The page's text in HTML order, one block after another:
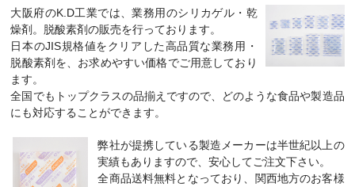
大阪府のK.D工業では、業務用のシリカゲル・乾
燥剤。脱酸素剤の販売を行っております。
日本のJIS規格値をクリアした高品質な業務用・
脱酸素剤を、お求めやすい価格でご用意しており
ます。
全国でもトップクラスの品揃えですので、どのような食品や製造品
にも対応することができます。
弊社が提携している製造メーカーは半世紀以上の
実績もありますので、安心してご注文下さい。
全商品送料無料となっており、関西地方のお客様